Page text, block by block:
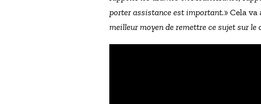
porter assistance est important.» Cela
meilleur moyen de remettre ce sujet sur le